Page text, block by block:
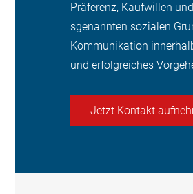
Präferenz, Kaufwillen
sgenannten sozialen
Kommunikation
und erfolgreiches
Jetzt Kontakt